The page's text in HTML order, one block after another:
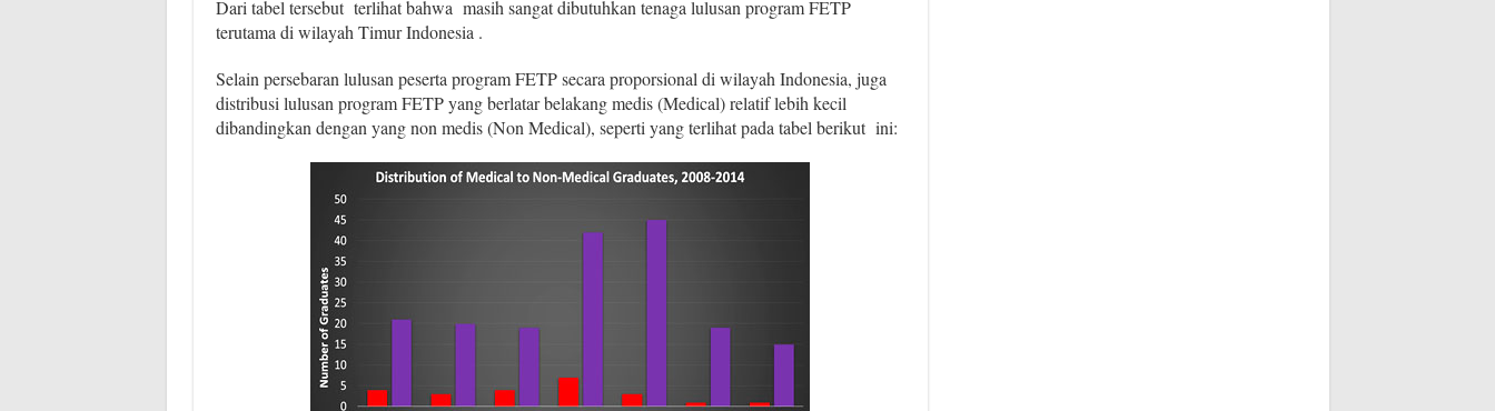
Dari tabel tersebut terlihat bahwa masih sangat dibutuhkan tenaga lulusan program FETP
terutama di wilayah Timur Indonesia .
Selain persebaran lulusan peserta program FETP secara proporsional di wilayah Indonesia, juga
distribusi lulusan program FETP yang berlatar belakang medis (Medical) relatif lebih kecil
dibandingkan dengan yang non medis (Non Medical), seperti yang terlihat pada tabel berikut ini: